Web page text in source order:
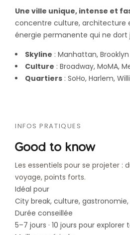
Une ville unique, intense et
concentre culture, architecture
énergie permanente qui ne dort
Skyline : Manhattan,
Culture : Broadway, MoMA,
Quartiers : SoHo, Harlem,
INFOS PRATIQUES
Good to know
Les essentiels pour se projeter :
voyage, points forts.
Idéal pour
City break, culture,
Durée conseillée
5–7 jours · 10 jours pour explorer